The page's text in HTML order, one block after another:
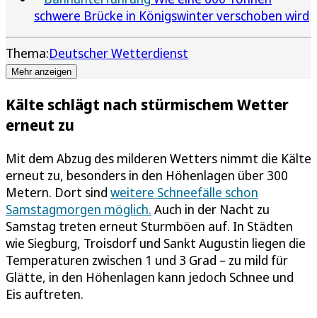
schwere Brücke in Königswinter verschoben wird
Thema:Deutscher Wetterdienst
Mehr anzeigen
Kälte schlägt nach stürmischem Wetter
erneut zu
Mit dem Abzug des milderen Wetters nimmt die Kälte
erneut zu, besonders in den Höhenlagen über 300
Metern. Dort sind weitere Schneefälle schon
Samstagmorgen möglich. Auch in der Nacht zu
Samstag treten erneut Sturmböen auf. In Städten
wie Siegburg, Troisdorf und Sankt Augustin liegen die
Temperaturen zwischen 1 und 3 Grad – zu mild für
Glätte, in den Höhenlagen kann jedoch Schnee und
Eis auftreten.